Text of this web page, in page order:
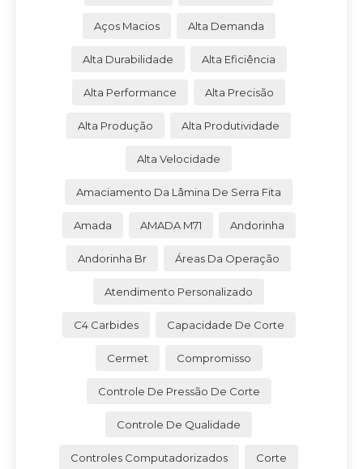
Aços Macios Alta Demanda
Alta Durabilidade Alta Eficiência
Alta Performance Alta Precisão
Alta Produção Alta Produtividade
Alta Velocidade
Amaciamento Da Lâmina De Serra Fita
Amada AMADA M71 Andorinha
Andorinha Br Áreas Da Operação
Atendimento Personalizado
C4 Carbides Capacidade De Corte
Cermet Compromisso
Controle De Pressão De Corte
Controle De Qualidade
Controles Computadorizados Corte